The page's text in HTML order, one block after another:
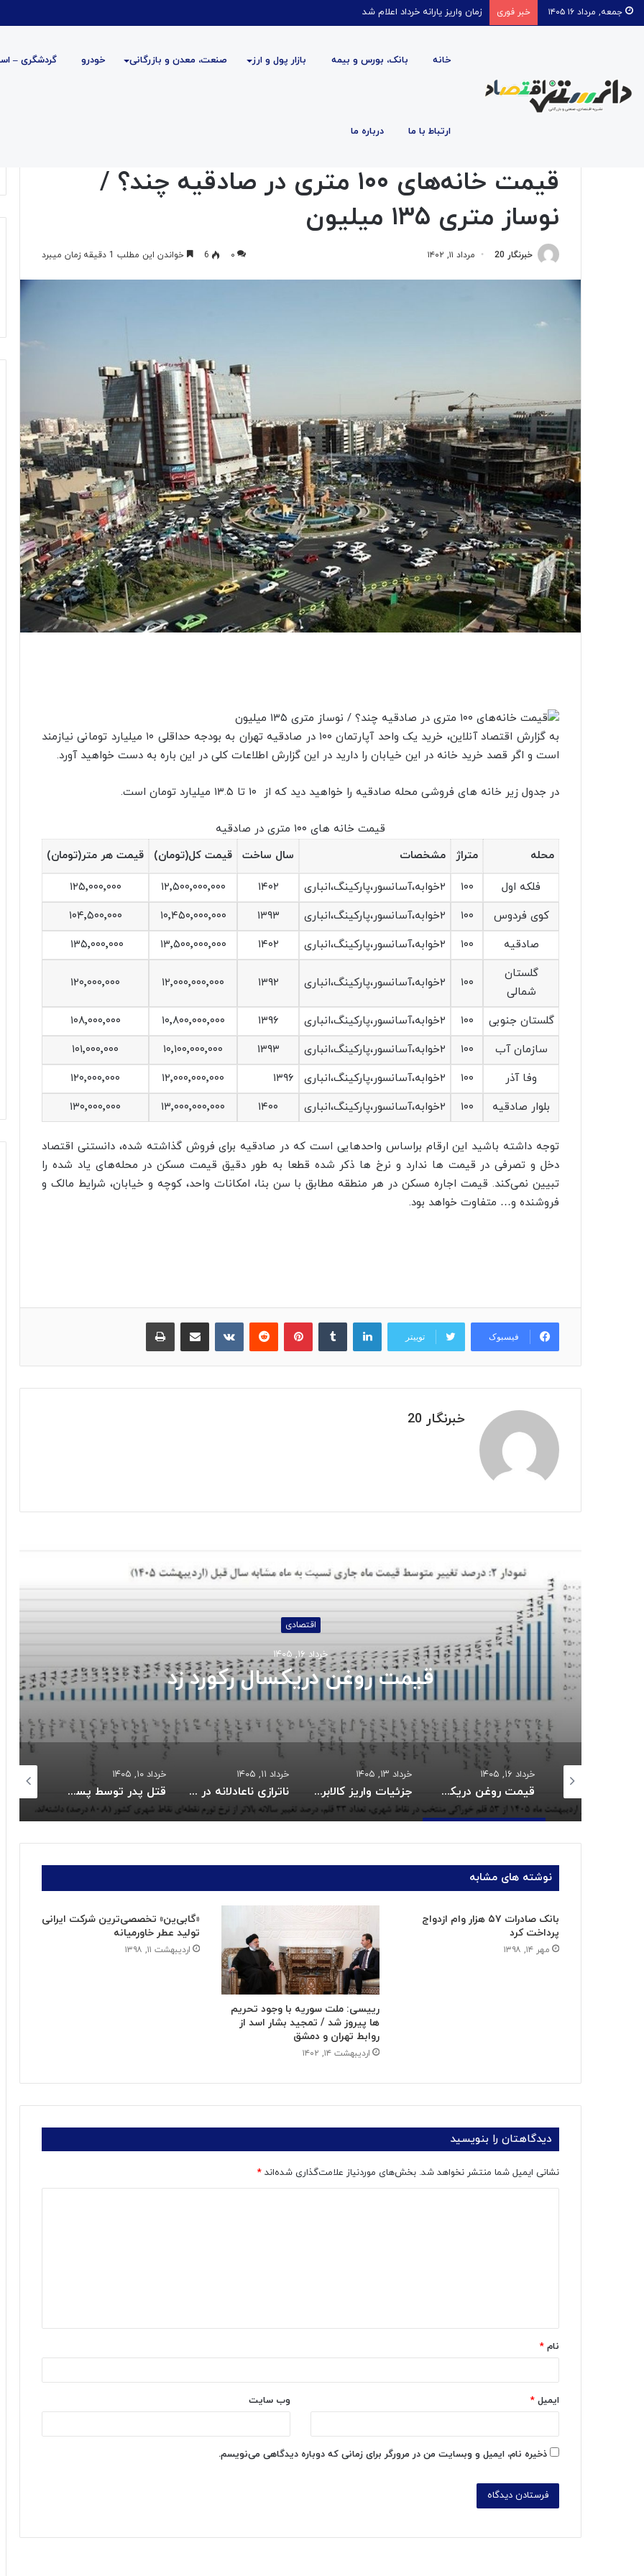
جمعه, مرداد ۱۶ ۱۴۰۵ خبر فوری قیمت روغن دریکسال رکورد زد
خانه بانک، بورس و بیمه بازار پول و ارز صنعت، معدن و بازرگانی خودرو گردشگری –
ارتباط با ما درباره ما
قیمت خانه‌های ۱۰۰ متری در صادقیه چند؟ /
نوساز متری ۱۳۵ میلیون
خبرنگار 20 مرداد ۱۱, ۱۴۰۲ ۰ 6 خواندن این مطلب 1 دقیقه زمان میبرد
به گزارش اقتصاد آنلاین، خرید یک واحد آپارتمان ۱۰۰ در صادقیه تهران به بودجه حداقلی ۱۰ میلیارد تومانی نیازمند
است و اگر قصد خرید خانه در این خیابان را دارید در این گزارش اطلاعات کلی در این باره به دست خواهید آورد.
در جدول زیر خانه های فروشی محله صادقیه را خواهید دید که از ۱۰ تا ۱۳.۵ میلیارد تومان است.
قیمت خانه های ۱۰۰ متری در صادقیه
محله
متراژ مشخصات سال ساخت قیمت کل(تومان) قیمت هر متر(تومان)
فلکه اول ۱۰۰ ۲خوابه،آسانسور،پارکینگ،انباری ۱۴۰۲ ۱۲٬۵۰۰٬۰۰۰٬۰۰۰
۱۲۵٬۰۰۰٬۰۰۰
کوی فردوس
۱۰۰ ۲خوابه،آسانسور،پارکینگ،انباری ۱۳۹۳ ۱۰٬۴۵۰٬۰۰۰٬۰۰۰
۱۰۴٬۵۰۰٬۰۰۰
صادقیه
۱۰۰ ۲خوابه،آسانسور،پارکینگ،انباری ۱۴۰۲ ۱۳٬۵۰۰٬۰۰۰٬۰۰۰
۱۳۵٬۰۰۰٬۰۰۰
گلستان
شمالی
۱۰۰ ۲خوابه،آسانسور،پارکینگ،انباری ۱۳۹۲ ۱۲٬۰۰۰٬۰۰۰٬۰۰۰ ۱۲۰٬۰۰۰٬۰۰۰
گلستان جنوبی ۱۰۰ ۲خوابه،آسانسور،پارکینگ،انباری ۱۳۹۶ ۱۰٬۸۰۰٬۰۰۰٬۰۰۰
۱۰۸٬۰۰۰٬۰۰۰
سازمان آب
۱۰۰ ۲خوابه،آسانسور،پارکینگ،انباری ۱۳۹۳ ۱۰٬۱۰۰٬۰۰۰٬۰۰۰
۱۰۱٬۰۰۰٬۰۰۰
وفا آذر
۱۰۰ ۲خوابه،آسانسور،پارکینگ،انباری ۱۳۹۶ ۱۲٬۰۰۰٬۰۰۰٬۰۰۰
۱۲۰٬۰۰۰٬۰۰۰
بلوار صادقیه
۱۰۰ ۲خوابه،آسانسور،پارکینگ،انباری ۱۴۰۰ ۱۳٬۰۰۰٬۰۰۰٬۰۰۰ ۱۳۰٬۰۰۰٬۰۰۰
توجه داشته‌ باشید این ارقام براساس واحدهایی است که در صادقیه برای فروش گذاشته شده، دانستنی اقتصاد
دخل و تصرفی در قیمت ها ندارد و نرخ ها ذکر شده قطعا به طور دقیق قیمت مسکن در محله‌های یاد شده را
تبیین نمی‌کند. قیمت اجاره مسکن در هر منطقه مطابق با سن بنا، امکانات واحد، کوچه و خیابان، شرایط مالک و
فروشنده و… متفاوت خواهد بود.
فیسبوک توییتر
لینکدین پینترست ‫رددیت
خبرنگار 20
بعدی را بخوانید
خرداد ۱۳, ۱۴۰۵
جزئیات واریز کالابرگ خردادماه:
خرداد ۱۳, ۱۴۰۵ خرداد ۱۱, ۱۴۰۵ خرداد ۱۰, ۱۴۰۵ خرداد ۱۰, ۱۴۰۵ خرداد ۱۰, ۱۴۰۵
نوشته های مشابه
بانک صادرات ۵٧ هزار وام ازدواج
پرداخت کرد
مهر ۱۴, ۱۳۹۸
رییسی: ملت سوریه با وجود تحریم
ها پیروز شد / تمجید بشار اسد از
روابط تهران و دمشق
اردیبهشت ۱۴, ۱۴۰۲
«گابی‌ین» تخصصی‌ترین شرکت ایرانی
تولید عطر خاورمیانه
اردیبهشت ۱۱, ۱۳۹۸
دیدگاهتان را بنویسید
نشانی ایمیل شما منتشر نخواهد شد. بخش‌های موردنیاز علامت‌گذاری شده‌اند *
*
نام *
ایمیل * وب‌ سایت
ذخیره نام، ایمیل و وبسایت من در مرورگر برای زمانی که دوباره دیدگاهی می‌نویسم.